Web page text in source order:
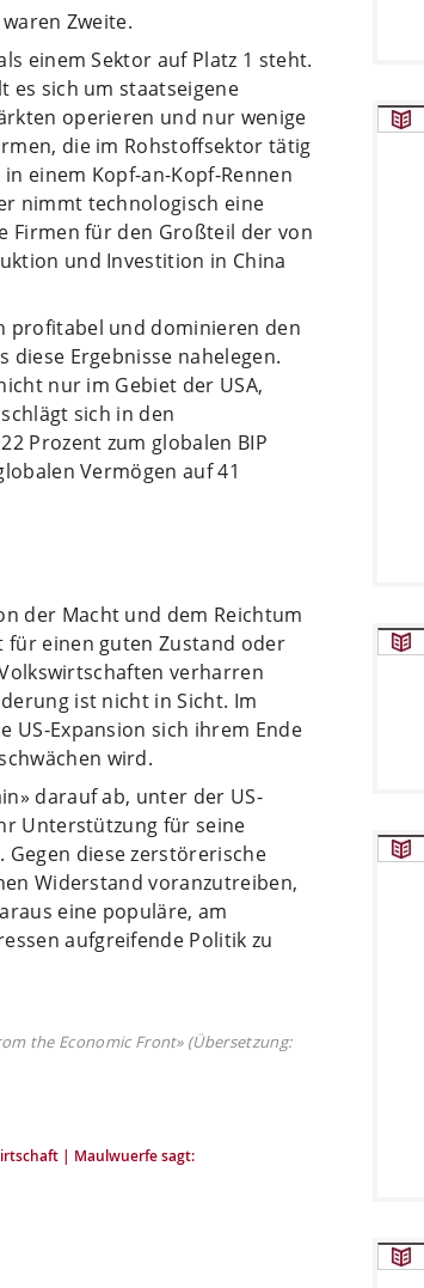
Zweite.
einem Sektor auf Platz 1 steht.
es sich um staatseigene
operieren und nur wenige
die im Rohstoffsektor tätig
einem Kopf-an-Kopf-Rennen
nimmt technologisch eine
Firmen für den Großteil der von
und Investition in China
profitabel und dominieren den
diese Ergebnisse nahelegen.
nur im Gebiet der USA,
sich in den
Prozent zum globalen BIP
Vermögen auf 41
der Macht und dem Reichtum
für einen guten Zustand oder
verharren
ist nicht in Sicht. Im
US-Expansion sich ihrem Ende
wird.
darauf ab, unter der US-
Unterstützung für seine
diese zerstörerische
Widerstand voranzutreiben,
eine populäre, am
aufgreifende Politik zu
the Economic Front» (Übersetzung:
| Maulwuerfesagt: